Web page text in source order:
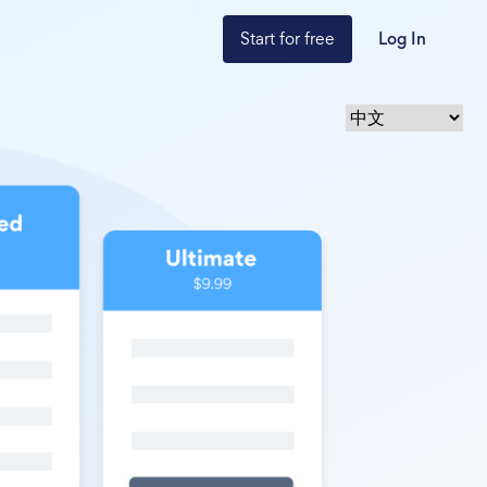
Start for free Log In